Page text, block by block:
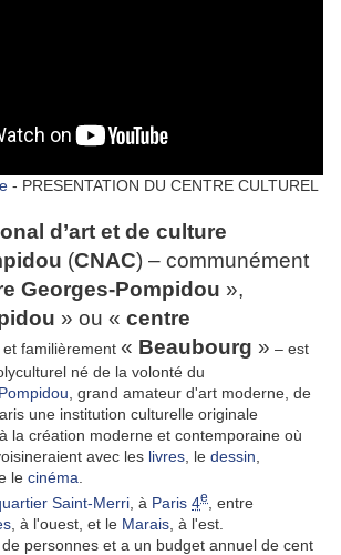
- PRESENTATION DU CENTRE CULTUREL
d’art et de culture
(CNAC) – communément
Georges-Pompidou »,
» ou « centre
, et familièrement « Beaubourg » – est
né de la volonté du
, grand amateur d'art moderne, de
une institution culturelle originale
la création moderne et contemporaine où
avec les livres , le dessin
le cinéma
Saint-Merri , à Paris 4e
, entre
, à l'ouest, et le Marais , à l'est.
personnes et a un budget annuel de cent